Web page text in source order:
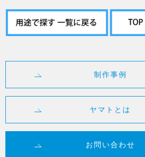
制作事例
ヤマトとは
お問い合わせ